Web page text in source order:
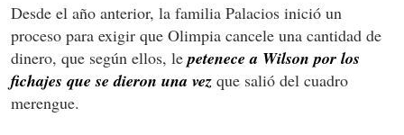
Desde el año anterior, la familia Palacios inició un
proceso para exigir que Olimpia cancele una cantidad de
dinero, que según ellos, le petenece a Wilson por los
fichajes que se dieron una vez que salió del cuadro
merengue.